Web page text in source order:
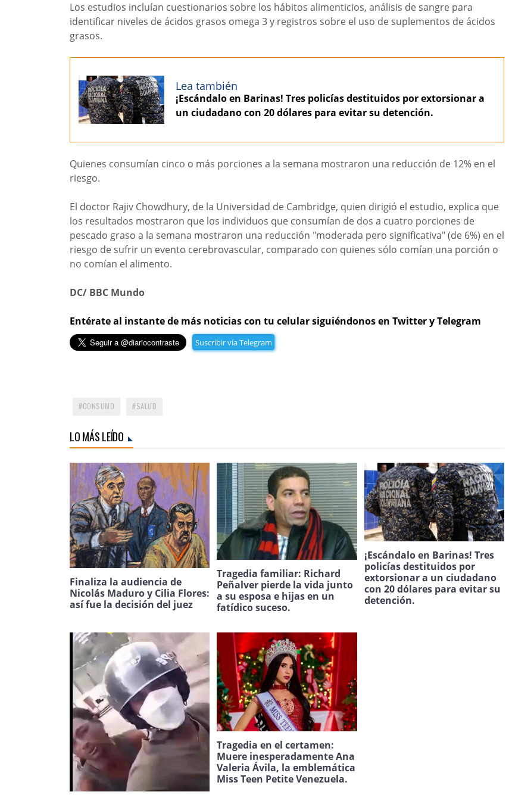
Los estudios incluían cuestionarios sobre los hábitos alimenticios, análisis de sangre para
identificar niveles de ácidos grasos omega 3 y registros sobre el uso de suplementos de ácidos
grasos.
Lea también
¡Escándalo en Barinas! Tres policías destituidos por extorsionar a
un ciudadano con 20 dólares para evitar su detención.
Quienes consumían cinco o más porciones a la semana mostraron una reducción de 12% en el
riesgo.
El doctor Rajiv Chowdhury, de la Universidad de Cambridge, quien dirigió el estudio, explica que
los resultados mostraron que los individuos que consumían de dos a cuatro porciones de
pescado graso a la semana mostraron una reducción "moderada pero significativa" (de 6%) en el
riesgo de sufrir un evento cerebrovascular, comparado con quienes sólo comían una porción o
no comían el alimento.
DC/ BBC Mundo
Entérate al instante de más noticias con tu celular siguiéndonos en Twitter y Telegram
Suscribir vía Telegram
CONSUMO SALUD
LO MÁS LEÍDO
Finaliza la audiencia de
Nicolás Maduro y Cilia Flores:
así fue la decisión del juez
Tragedia familiar: Richard
Peñalver pierde la vida junto
a su esposa e hijas en un
fatídico suceso.
¡Escándalo en Barinas! Tres
policías destituidos por
extorsionar a un ciudadano
con 20 dólares para evitar su
detención.
Tragedia en el certamen:
Muere inesperadamente Ana
Valeria Ávila, la emblemática
Miss Teen Petite Venezuela.